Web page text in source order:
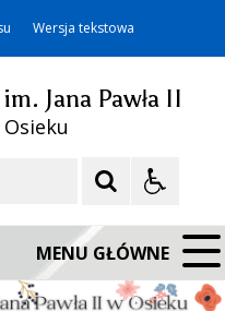
Wersja tekstowa
im. Jana Pawła II
MENU GŁÓWNE